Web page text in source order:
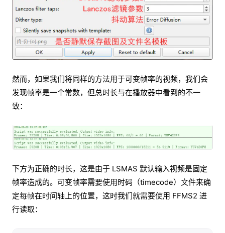
然而，如果我们将同样的方法用于可变帧率的视频，我们会
发现帧率是一个常数，但总时长与在播放器中看到的不一
致：
下方为正确的时长，这是由于 LSMAS 默认输入视频是固定
帧率造成的。可变帧率需要使用时码（timecode）文件来确
定每帧在时间轴上的位置，这时我们就需要使用 FFMS2 进
行读取：